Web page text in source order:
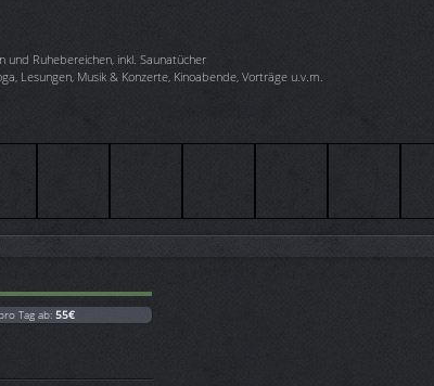
Ruhebereichen, inkl. Saunatücher
Lesungen, Musik & Konzerte, Kinoabende, Vorträge u.v.m.
Tag ab: 55€